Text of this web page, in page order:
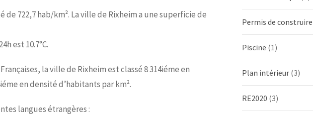
722,7 hab/km². La ville de Rixheim a une superficie de
est 10.7°C.
la ville de Rixheim est classé 8 314iéme en
en densité d’habitants par km².
langues étrangères :
Permis de construire
Piscine (1)
Plan intérieur (3)
RE2020 (3)